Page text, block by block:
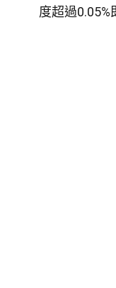
度超過0.05%